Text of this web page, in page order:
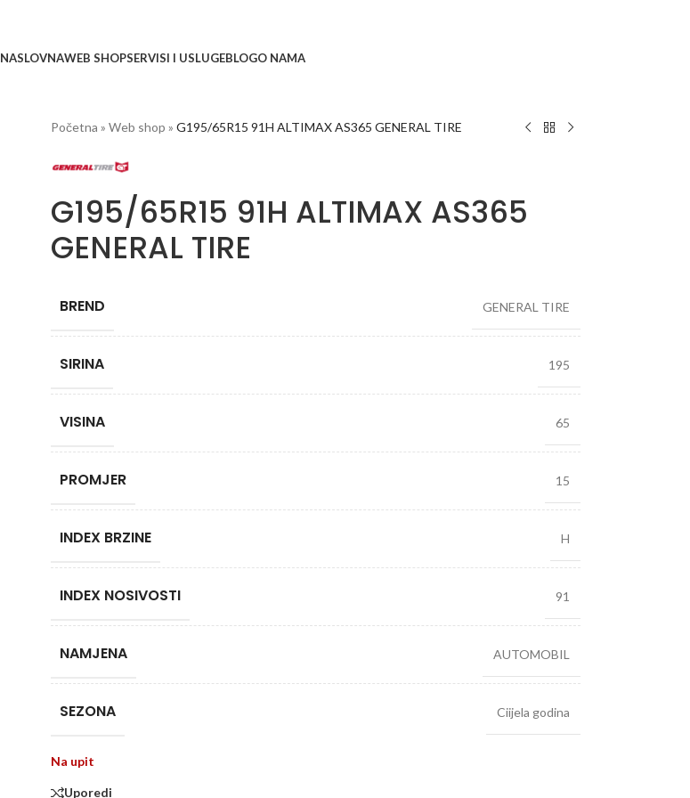
NASLOVNAWEB SHOPSERVISI I USLUGEBLOGO NAMA
Početna » Web shop » G195/65R15 91H ALTIMAX AS365 GENERAL TIRE
G195/65R15 91H ALTIMAX AS365
GENERAL TIRE
BREND GENERAL TIRE
SIRINA 195
VISINA 65
PROMJER 15
INDEX BRZINE H
INDEX NOSIVOSTI 91
NAMJENA AUTOMOBIL
SEZONA Ciijela godina
Na upit
Uporedi